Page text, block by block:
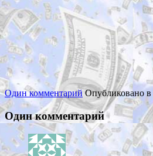
Один комментарий Опубликовано в
Один комментарий